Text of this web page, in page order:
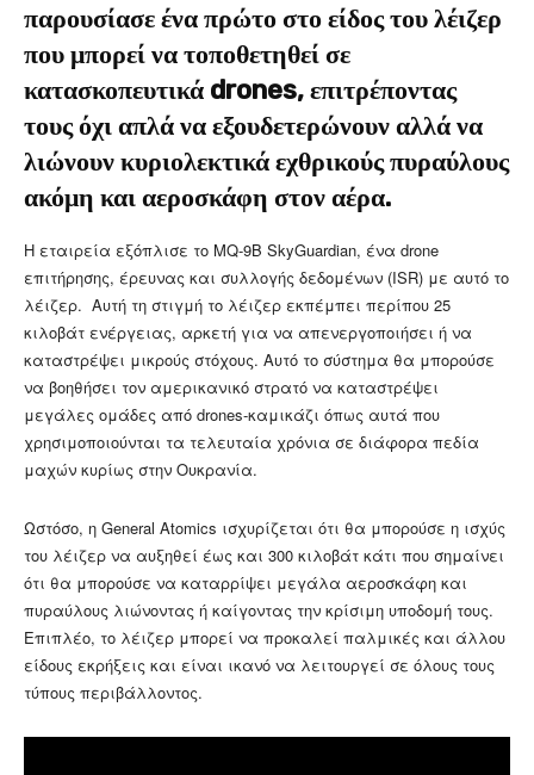
παρουσίασε ένα πρώτο στο είδος του λέιζερ
που μπορεί να τοποθετηθεί σε
κατασκοπευτικά drones, επιτρέποντας
τους όχι απλά να εξουδετερώνουν αλλά να
λιώνουν κυριολεκτικά εχθρικούς πυραύλους
ακόμη και αεροσκάφη στον αέρα.
Η εταιρεία εξόπλισε το MQ-9B SkyGuardian, ένα drone
επιτήρησης, έρευνας και συλλογής δεδομένων (ISR) με αυτό το
λέιζερ. Αυτή τη στιγμή το λέιζερ εκπέμπει περίπου 25
κιλοβάτ ενέργειας, αρκετή για να απενεργοποιήσει ή να
καταστρέψει μικρούς στόχους. Αυτό το σύστημα θα μπορούσε
να βοηθήσει τον αμερικανικό στρατό να καταστρέψει
μεγάλες ομάδες από drones-καμικάζι όπως αυτά που
χρησιμοποιούνται τα τελευταία χρόνια σε διάφορα πεδία
μαχών κυρίως στην Ουκρανία.
Ωστόσο, η General Atomics ισχυρίζεται ότι θα μπορούσε η ισχύς
του λέιζερ να αυξηθεί έως και 300 κιλοβάτ κάτι που σημαίνει
ότι θα μπορούσε να καταρρίψει μεγάλα αεροσκάφη και
πυραύλους λιώνοντας ή καίγοντας την κρίσιμη υποδομή τους.
Επιπλέο, το λέιζερ μπορεί να προκαλεί παλμικές και άλλου
είδους εκρήξεις και είναι ικανό να λειτουργεί σε όλους τους
τύπους περιβάλλοντος.